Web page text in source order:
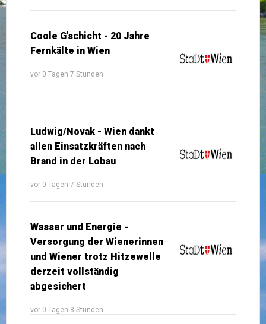
Coole G'schicht - 20 Jahre
Fernkälte in Wien
vor 0 Tagen 7 Stunden
Ludwig/Novak - Wien dankt
allen Einsatzkräften nach
Brand in der Lobau
vor 0 Tagen 7 Stunden
Wasser und Energie -
Versorgung der Wienerinnen
und Wiener trotz Hitzewelle
derzeit vollständig
abgesichert
vor 0 Tagen 8 Stunden